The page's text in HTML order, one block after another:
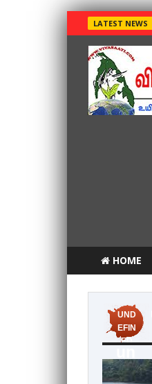
LATEST NEWS
HOME
UND
EFIN
ED
de